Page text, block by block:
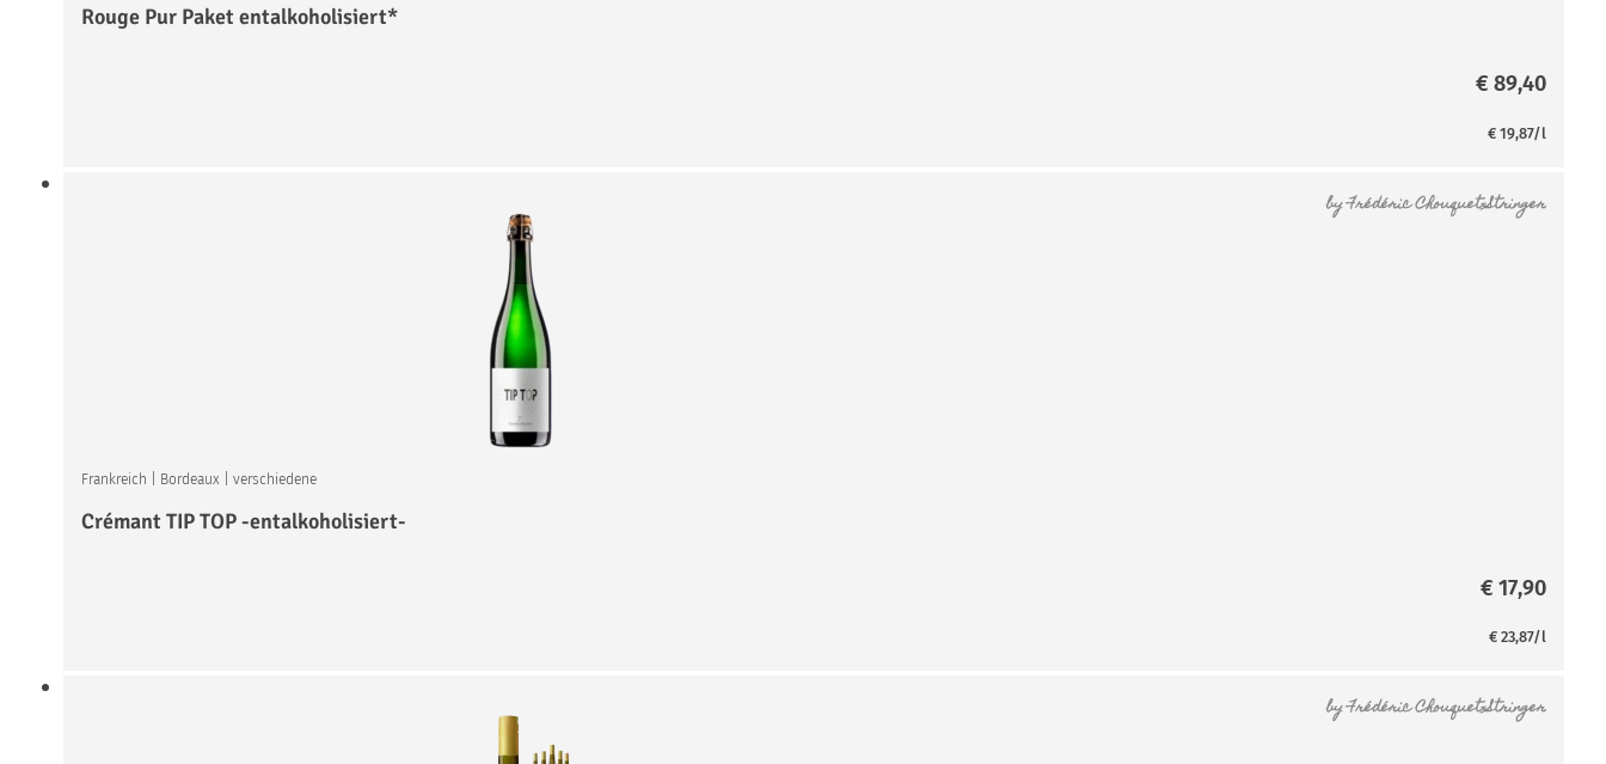
Rouge Pur Paket entalkoholisiert*
€ 89,40
€ 19,87/l
byFrédéric Chouquet-Stringer
Frankreich Bordeaux verschiedene
Crémant TIP TOP -entalkoholisiert-
€ 17,90
€ 23,87/l
byFrédéric Chouquet-Stringer